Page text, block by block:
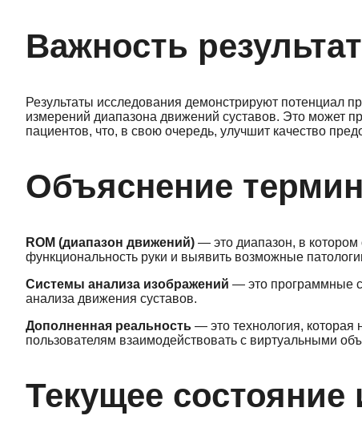
Важность
Результаты исследования демонстрируют потенциал
измерений диапазона движений суставов. Это может
пациентов, что, в свою очередь, улучшит качество
Объяснение
ROM (диапазон движений) — это диапазон, в котором
функциональность руки и выявить возможные
Системы анализа изображений — это программные
анализа движения суставов.
Дополненная реальность — это технология,
пользователям взаимодействовать с виртуальными
Текущее состояние